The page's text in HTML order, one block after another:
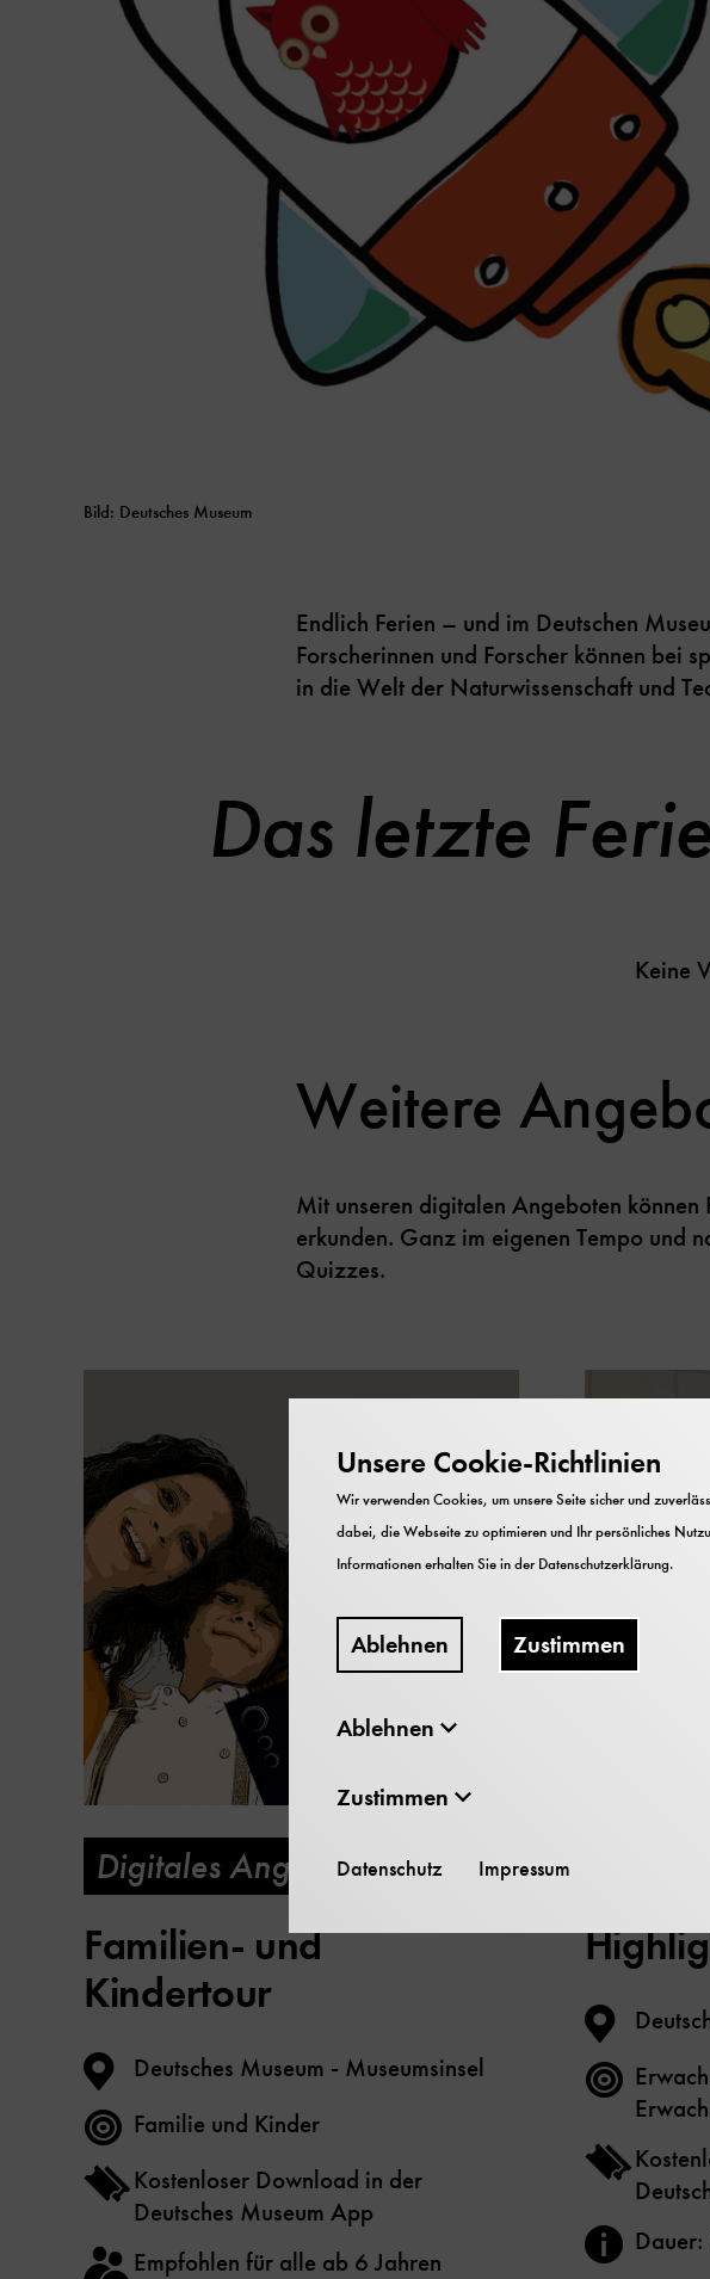
Bild: Deutsches Museum
Endlich Ferien – und im Deutschen
Forscherinnen und Forscher können bei
in die Welt der Naturwissenschaft und
Das letzte
Keine
Weitere
Mit unseren digitalen Angeboten können
erkunden. Ganz im eigenen Tempo und
Quizzes.
Digitales Angebot
Familien- und
Kindertour
Deutsches Museum - Museumsinsel
Familie und Kinder
Kostenloser Download in der
Deutsches Museum App
Empfohlen für alle ab 6 Jahren
Dauer:
Unsere Cookie-Richtlinien
Wir verwenden Cookies, um unsere Seite sicher und
dabei, die Webseite zu optimieren und Ihr persönliches
Informationen erhalten Sie in derDatenschutzerklärung.
Ablehnen Zustimmen
Ablehnen
Zustimmen
Datenschutz Impressum